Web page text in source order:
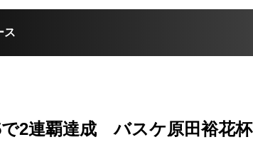
ス
で2連覇達成 バスケ原田裕花杯